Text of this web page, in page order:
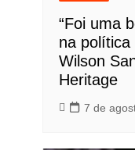
“Foi uma
na política
Wilson
Heritage
7 de